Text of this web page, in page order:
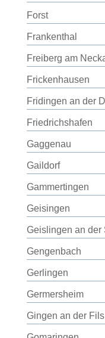
Forst
Frankenthal
Freiberg am
Frickenhausen
Fridingen an der
Friedrichshafen
Gaggenau
Gaildorf
Gammertingen
Geisingen
Geislingen an der
Gengenbach
Gerlingen
Germersheim
Gingen an der Fils